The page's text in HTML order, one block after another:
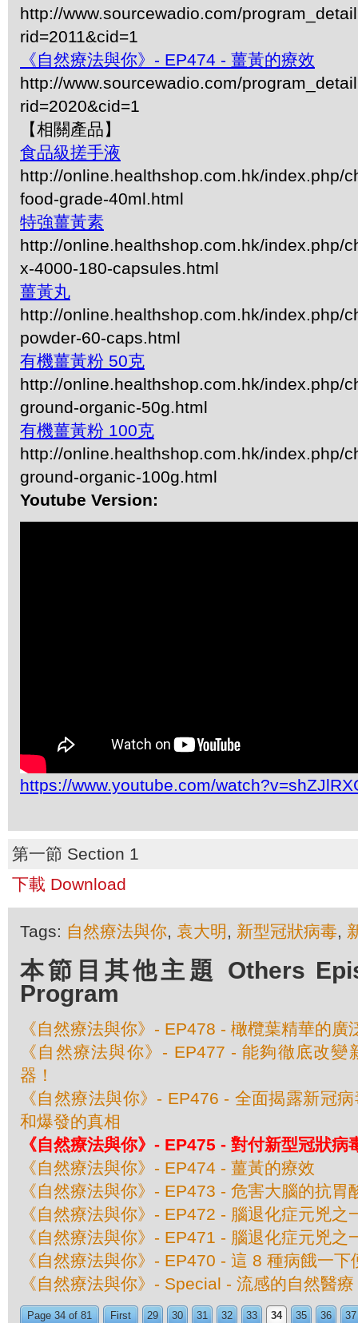
http://www.sourcewadio.com/
rid=2011&cid=1
《自然療法與你》- EP474 - 薑黃的療效
http://www.sourcewadio.com/
rid=2020&cid=1
【相關產品】
食品級搓手液
http://online.healthshop.com.hk/index.php/
food-grade-40ml.html
特強薑黃素
http://online.healthshop.com.hk/index.php/
x-4000-180-capsules.html
薑黃丸
http://online.healthshop.com.hk/index.php/
powder-60-caps.html
有機薑黃粉 50克
http://online.healthshop.com.hk/index.php/
ground-organic-50g.html
有機薑黃粉 100克
http://online.healthshop.com.hk/index.php/
ground-organic-100g.html
Youtube Version:
https://www.youtube.com/
第一節 Section 1
下載 Download
Tags: 自然療法與你, 袁大明 , 新型冠狀病毒,
本節目其他主題 Others
Program
《自然療法與你》- EP478 - 橄欖葉精華的廣
《自然療法與你》- EP477 - 能夠徹底改
器！
《自然療法與你》- EP476 - 全面揭露新冠
和爆發的真相
《自然療法與你》- EP475 - 對付新型冠狀病
《自然療法與你》- EP474 - 薑黃的療效
《自然療法與你》- EP473 - 危害大腦的抗胃
《自然療法與你》- EP472 - 腦退化症元兇之
《自然療法與你》- EP471 - 腦退化症元兇之
《自然療法與你》- EP470 - 這 8 種病餓一下
《自然療法與你》- Special - 流感的自然醫療
Page 34 of 81 First 29 30 31 32 33 34 35 36 37